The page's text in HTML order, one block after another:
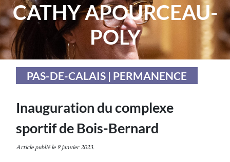
CATHY APOURCEAU-
POLY
PAS-DE-CALAIS | PERMANENCE
Inauguration du complexe
sportif de Bois-Bernard
Article publié le 9 janvier 2023.